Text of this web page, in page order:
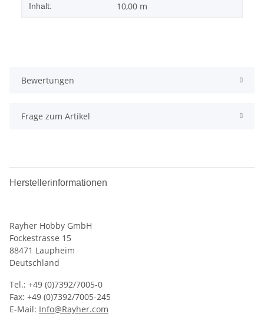
Inhalt: 10,00 m
Bewertungen
Frage zum Artikel
Herstellerinformationen
Rayher Hobby GmbH
Fockestrasse 15
88471 Laupheim
Deutschland
Tel.: +49 (0)7392/7005-0
Fax: +49 (0)7392/7005-245
E-Mail: Info@Rayher.com